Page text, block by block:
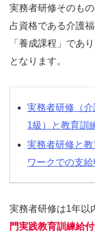
実務者研修そのも
占資格である介護
「養成課程」であ
となります。
実務者研修（
1級）と教育訓
実務者研修と
ワークでの支
実務者研修は1年以
門実践教育訓練給